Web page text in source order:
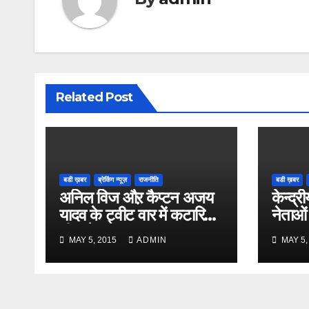
Related Post
बडी ख़बर ब्रेकिंग न्यूज़ राजनीति
अनिल विज औऱ कैप्टन अजय
यादव के ट्वीट वार में कटारिया
भी कूदे
MAY 5, 2015 ADMIN
बडी ख़बर
नेताओं
MAY